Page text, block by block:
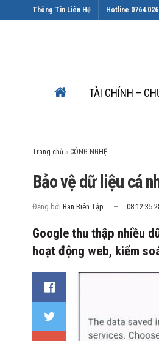
Thông Tin Liên Hệ Hotline
TÀI CHÍNH –
Trang chủ »
Bảo vệ dữ liệu cá
Đăng bởi Ban Biên Tập 08:12:35
Google thu thập nhiều
hoạt động web, kiểm